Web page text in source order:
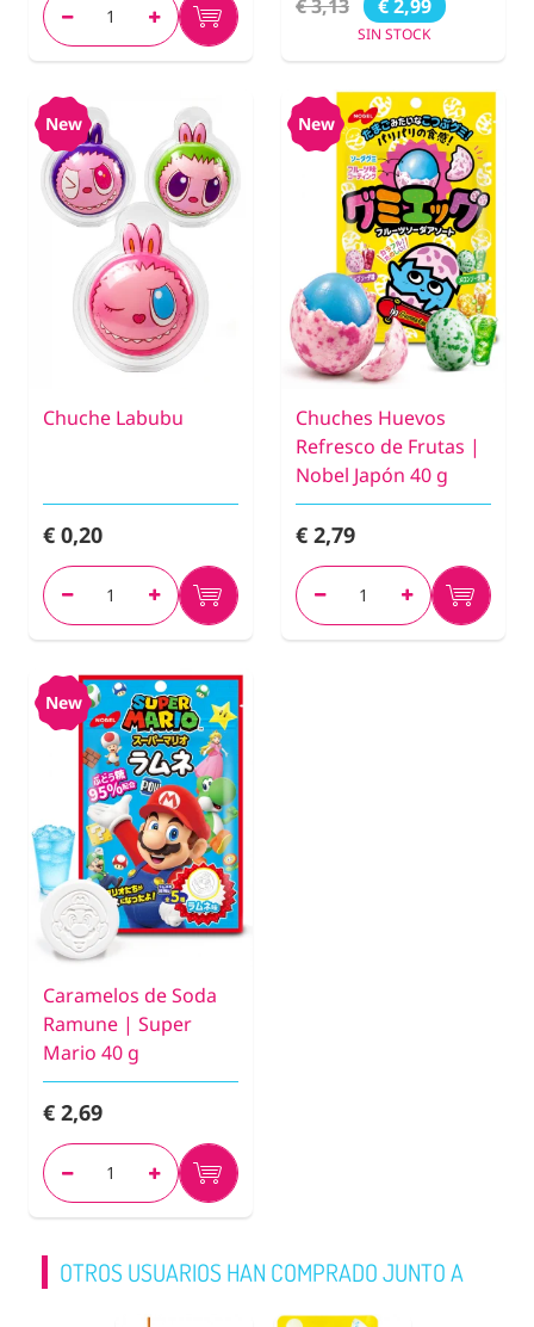
€ 3,13 € 2,99
SIN STOCK
New
Chuche Labubu
€ 0,20
New
Chuches Huevos
Refresco de Frutas |
Nobel Japón 40 g
€ 2,79
New
Caramelos de Soda
Ramune | Super
Mario 40 g
€ 2,69
OTROS USUARIOS HAN COMPRADO JUNTO A